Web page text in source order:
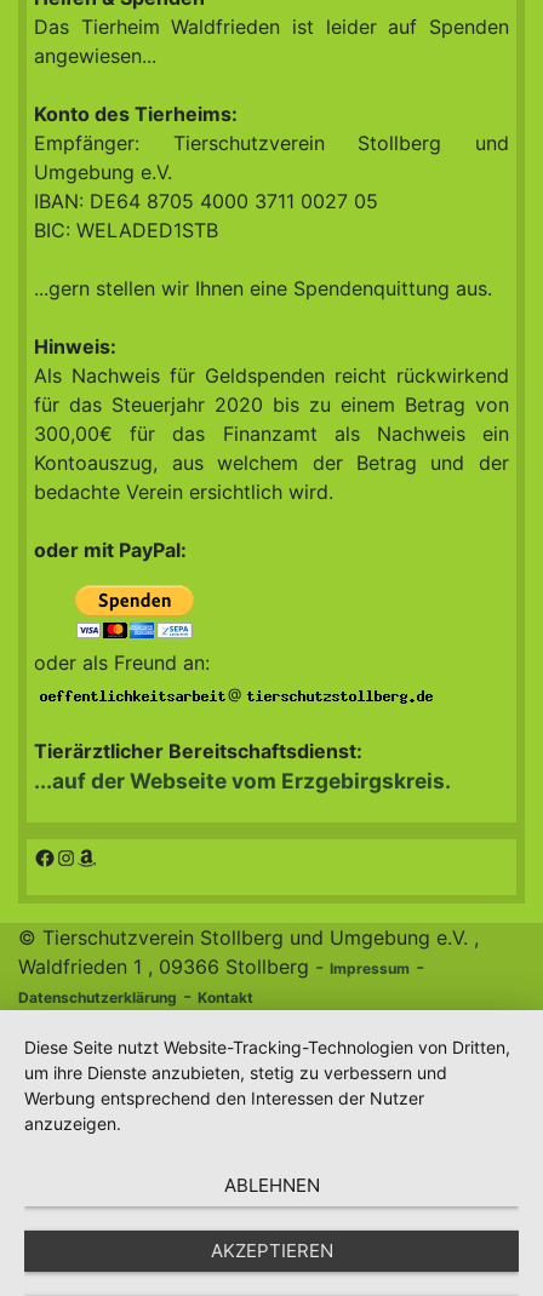
Das Tierheim Waldfrieden ist leider auf Spenden
angewiesen...
Konto des Tierheims:
Empfänger: Tierschutzverein Stollberg und
Umgebung e.V.
IBAN: DE64 8705 4000 3711 0027 05
BIC: WELADED1STB
...gern stellen wir Ihnen eine Spendenquittung aus.
Hinweis:
Als Nachweis für Geldspenden reicht rückwirkend
für das Steuerjahr 2020 bis zu einem Betrag von
300,00€ für das Finanzamt als Nachweis ein
Kontoauszug, aus welchem der Betrag und der
bedachte Verein ersichtlich wird.
oder mit PayPal:
oder als Freund an:
@
Tierärztlicher Bereitschaftsdienst:
...auf der Webseite vom Erzgebirgskreis.
Facebook
Instagram
Amazon
© Tierschutzverein Stollberg und Umgebung e.V. ,
Waldfrieden 1 , 09366 Stollberg - Impressum -
Datenschutzerklärung - Kontakt
Diese Seite nutzt Website-Tracking-Technologien von Dritten,
um ihre Dienste anzubieten, stetig zu verbessern und
Werbung entsprechend den Interessen der Nutzer
anzuzeigen.
ABLEHNEN
AKZEPTIEREN